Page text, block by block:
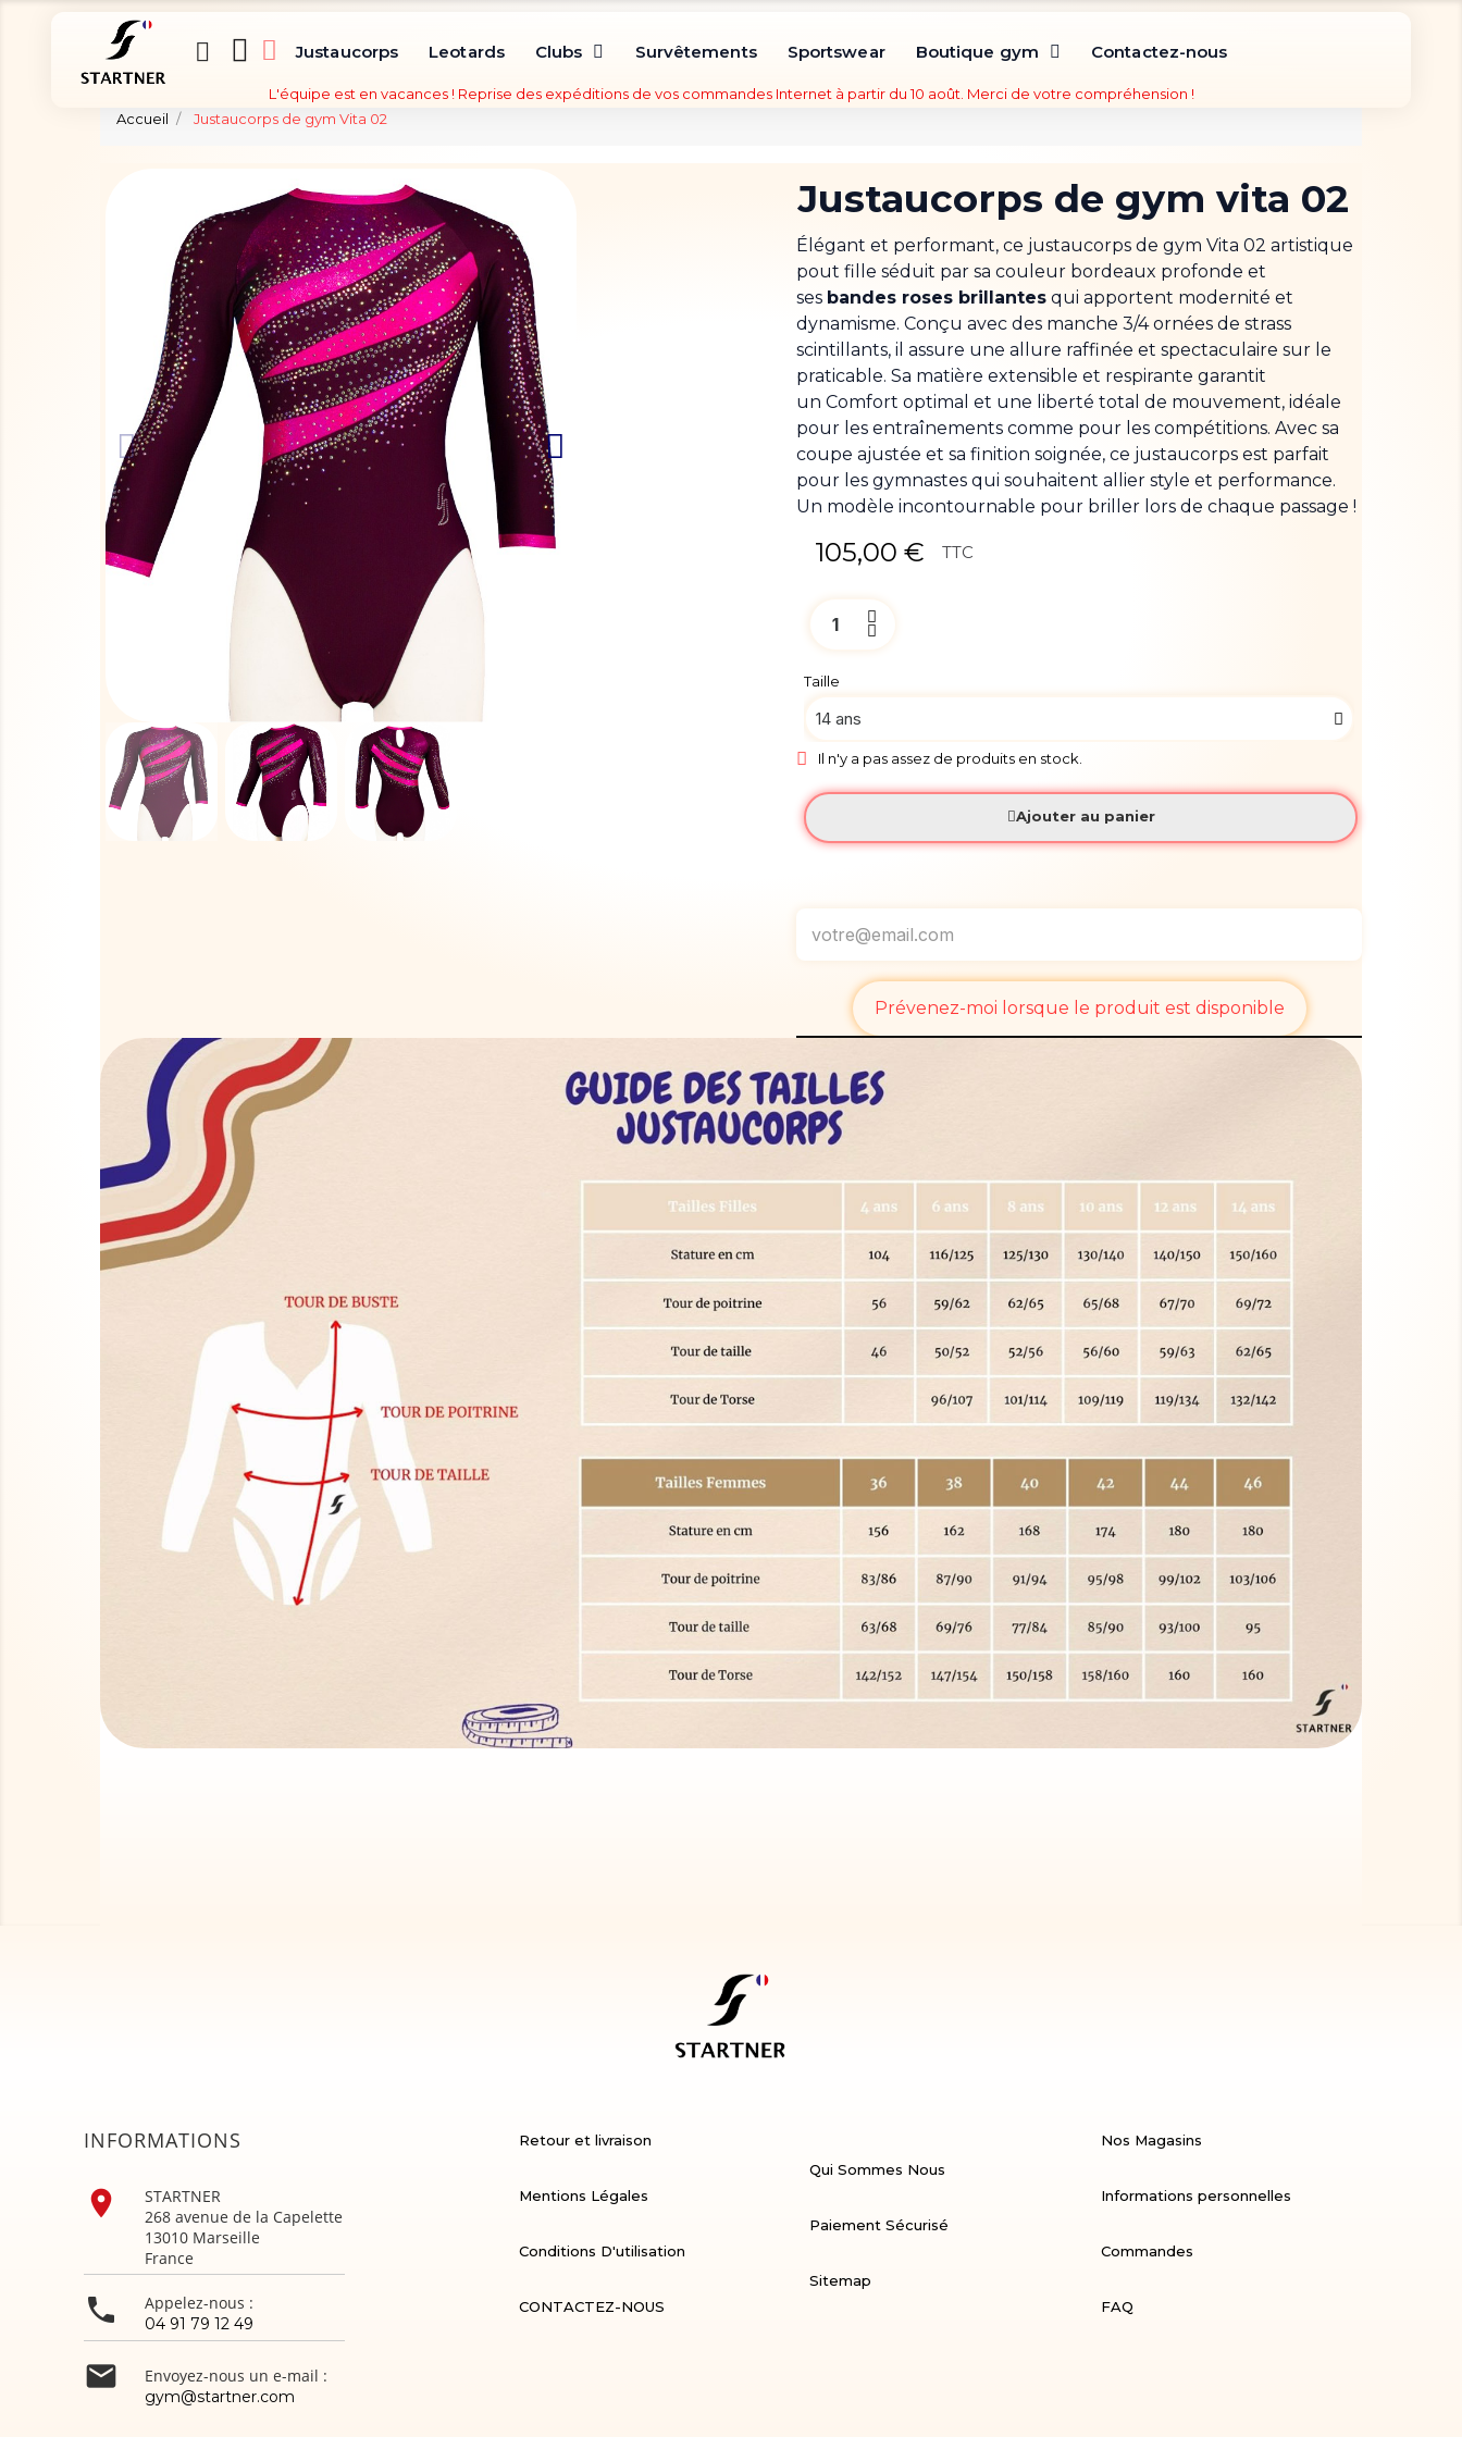
Justaucorps Leotards Clubs Survêtements Sportswear Boutique gym Contactez-nous
L'équipe est en vacances ! Reprise des expéditions de vos commandes Internet à partir du 10 août. Merci de votre compréhension !
Accueil
Justaucorps de gym Vita 02
Justaucorps de gym vita 02
Élégant et performant, ce justaucorps de gym Vita 02 artistique
pout fille séduit par sa couleur bordeaux profonde et
ses bandes roses brillantes qui apportent modernité et
dynamisme. Conçu avec des manche 3/4 ornées de strass
scintillants, il assure une allure raffinée et spectaculaire sur le
praticable. Sa matière extensible et respirante garantit
un Comfort optimal et une liberté total de mouvement, idéale
pour les entraînements comme pour les compétitions. Avec sa
coupe ajustée et sa finition soignée, ce justaucorps est parfait
pour les gymnastes qui souhaitent allier style et performance.
Un modèle incontournable pour briller lors de chaque passage !
105,00 € TTC
Taille
Il n'y a pas assez de produits en stock.
Ajouter au panier
Prévenez-moi lorsque le produit est disponible
INFORMATIONS

STARTNER
268 avenue de la Capelette
13010 Marseille
France
 Appelez-nous :
04 91 79 12 49
 Envoyez-nous un e-mail :
gym@startner.com
Retour et livraison
Mentions Légales
Conditions D'utilisation
CONTACTEZ-NOUS
Qui Sommes Nous
Paiement Sécurisé
Sitemap
Nos Magasins
Informations personnelles
Commandes
FAQ